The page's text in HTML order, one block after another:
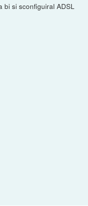
si sconfiguiral ADSL